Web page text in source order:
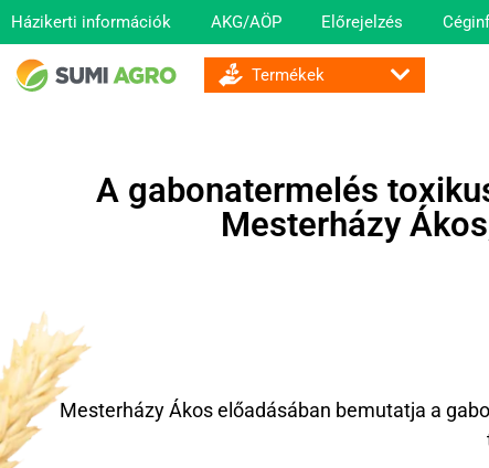
Házikerti információk AKG/AÖP Előrejelzés
A gabonatermelés
Mesterházy
Mesterházy Ákos előadásában bemutatja a